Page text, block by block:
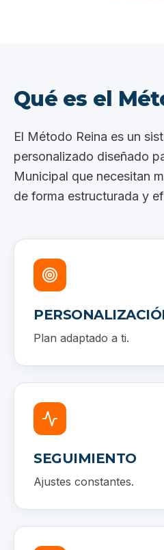
Qué es el
El Método Reina es un
personalizado diseñado
Municipal que necesitan
de forma estructurada y
Plan adaptado a ti.
SEGUIMIENTO
Ajustes constantes.